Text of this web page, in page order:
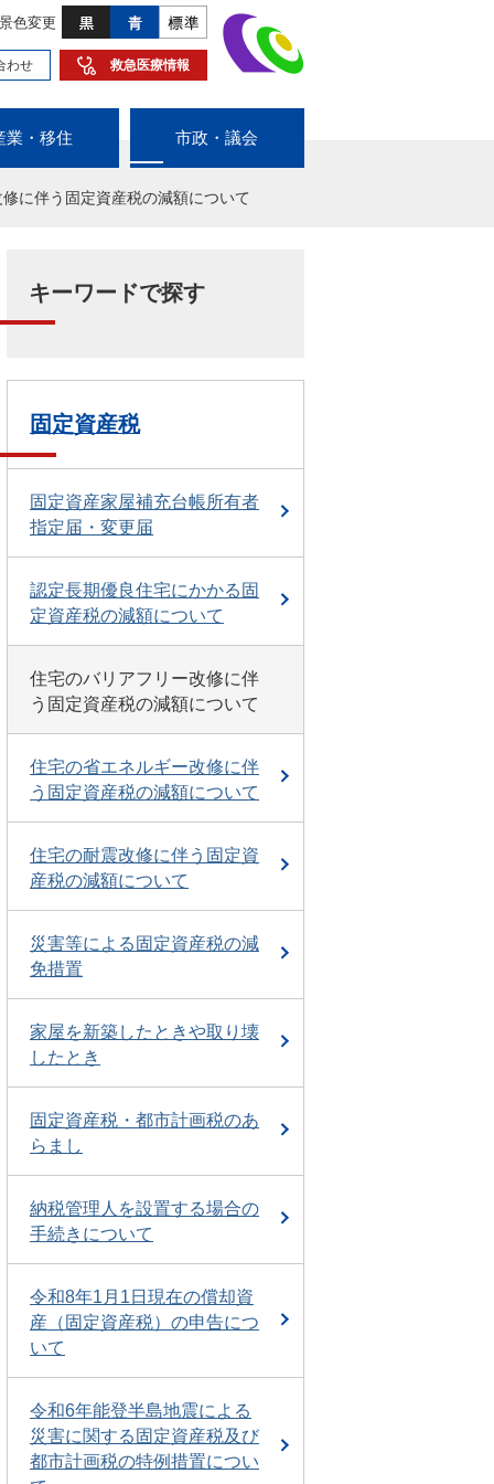
色変更
わせ 救急医療情報
業・移住 市政・議会
に伴う固定資産税の減額について
キーワードで探す
固定資産税
固定資産家屋補充台帳所有者
指定届・変更届
認定長期優良住宅にかかる固
定資産税の減額について
住宅のバリアフリー改修に伴
う固定資産税の減額について
住宅の省エネルギー改修に伴
う固定資産税の減額について
住宅の耐震改修に伴う固定資
産税の減額について
災害等による固定資産税の減
免措置
家屋を新築したときや取り壊
したとき
固定資産税・都市計画税のあ
らまし
納税管理人を設置する場合の
手続きについて
令和8年1月1日現在の償却資
産（固定資産税）の申告につ
いて
令和6年能登半島地震による
災害に関する固定資産税及び
都市計画税の特例措置につい